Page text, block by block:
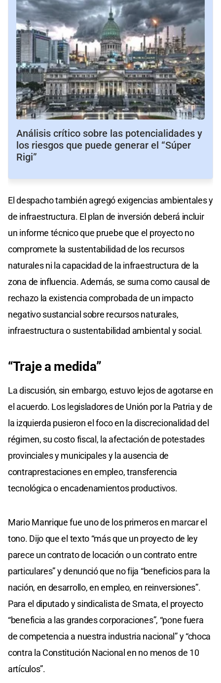
Análisis crítico sobre las potencialidades y
los riesgos que puede generar el “Súper
Rigi”
El despacho también agregó exigencias ambientales y
de infraestructura. El plan de inversión deberá incluir
un informe técnico que pruebe que el proyecto no
compromete la sustentabilidad de los recursos
naturales ni la capacidad de la infraestructura de la
zona de influencia. Además, se suma como causal de
rechazo la existencia comprobada de un impacto
negativo sustancial sobre recursos naturales,
infraestructura o sustentabilidad ambiental y social.
“Traje a medida”
La discusión, sin embargo, estuvo lejos de agotarse en
el acuerdo. Los legisladores de Unión por la Patria y de
la izquierda pusieron el foco en la discrecionalidad del
régimen, su costo fiscal, la afectación de potestades
provinciales y municipales y la ausencia de
contraprestaciones en empleo, transferencia
tecnológica o encadenamientos productivos.
Mario Manrique fue uno de los primeros en marcar el
tono. Dijo que el texto “más que un proyecto de ley
parece un contrato de locación o un contrato entre
particulares” y denunció que no fija “beneficios para la
nación, en desarrollo, en empleo, en reinversiones”.
Para el diputado y sindicalista de Smata, el proyecto
“beneficia a las grandes corporaciones”, “pone fuera
de competencia a nuestra industria nacional” y “choca
contra la Constitución Nacional en no menos de 10
artículos”.